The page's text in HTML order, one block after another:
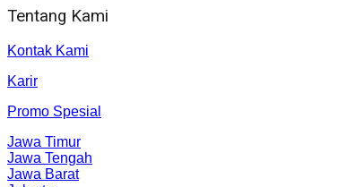
Tentang Kami
Kontak Kami
Karir
Promo Spesial
Jawa Timur
Jawa Tengah
Jawa Barat